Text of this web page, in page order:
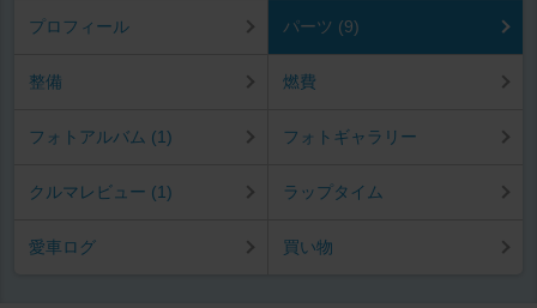
プロフィール パーツ (9)
整備 燃費
フォトアルバム (1) フォトギャラリー
クルマレビュー (1) ラップタイム
愛車ログ 買い物